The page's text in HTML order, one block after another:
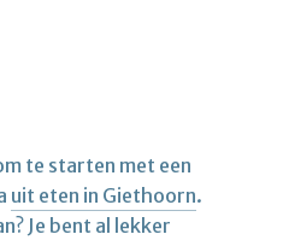
te starten met een
uit eten in Giethoorn.
Je bent al lekker